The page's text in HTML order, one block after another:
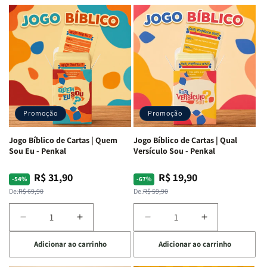
Letra
Média
Full
Color
Brochura
Rei
Leão
Letra
Média
&amp;
Full
Color
|
Brochura
|
Rei
Leão
|
Full
Color
Capa
Dura
Harpa
|
-
Cruz
Laranja
|
Full
Color
|
Capa
Dura
Harpa
|
-
Cruz
Laranja
Promoção
Jogo Bíblico de Cartas | Quem
Sou Eu - Penkal
-54%
Preço
normal
De:R$ 69,90
Preço
promocional
R$ 31,90
Diminuir
a
quantidade
de
Aumentar
a
quantidade
de
Adicionar ao carrinho
Promoção
Jogo Bíblico de Cartas | Qual
Versículo Sou - Penkal
-67%
Preço
normal
De:R$ 59,90
Preço
promocional
R$ 19,90
Diminuir
a
quantidade
de
Aumentar
a
quantidade
de
Adicionar ao carrinho